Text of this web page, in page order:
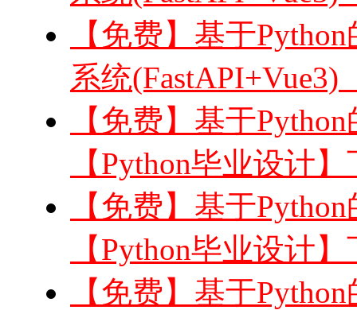
【免费】基于
系统(FastAPI+Vue3)
【免费】基于
【Python毕业设计
【免费】基于
【Python毕业设计
【免费】基于